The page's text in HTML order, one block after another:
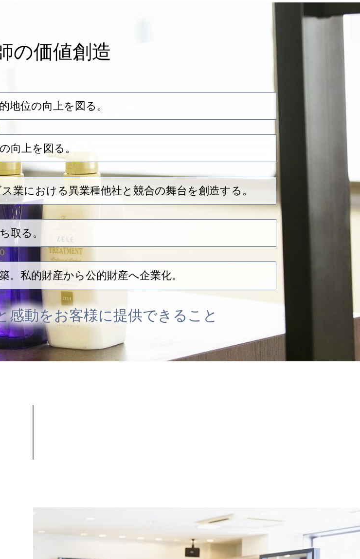
の価値創造
地位の向上を図る。
向上を図る。
業における異業種他社と競合の舞台を創造する。
取る。
。私的財産から公的財産へ企業化。
感動をお客様に提供できること